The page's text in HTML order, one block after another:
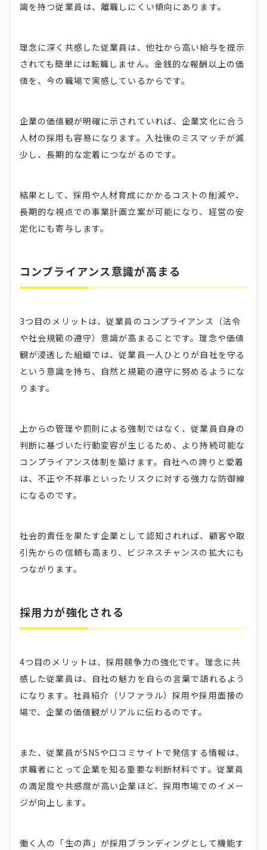
識を持つ従業員は、離職しにくい傾向にあります。
理念に深く共感した従業員は、他社から高い給与を提示
されても簡単には転職しません。金銭的な報酬以上の価
値を、今の職場で実感しているからです。
企業の価値観が明確に示されていれば、企業文化に合う
人材の採用も容易になります。入社後のミスマッチが減
少し、長期的な定着につながるのです。
結果として、採用や人材育成にかかるコストの削減や、
長期的な視点での事業計画立案が可能になり、経営の安
定化にも寄与します。
コンプライアンス意識が高まる
3つ目のメリットは、従業員のコンプライアンス（法令
や社会規範の遵守）意識が高まることです。理念や価値
観が浸透した組織では、従業員一人ひとりが自社を守る
という意識を持ち、自然と規範の遵守に努めるようにな
ります。
上からの管理や罰則による強制ではなく、従業員自身の
判断に基づいた行動変容が生じるため、より持続可能な
コンプライアンス体制を築けます。自社への誇りと愛着
は、不正や不祥事といったリスクに対する強力な防御線
になるのです。
社会的責任を果たす企業として認知されれば、顧客や取
引先からの信頼も高まり、ビジネスチャンスの拡大にも
つながります。
採用力が強化される
4つ目のメリットは、採用競争力の強化です。理念に共
感した従業員は、自社の魅力を自らの言葉で語れるよう
になります。社員紹介（リファラル）採用や採用面接の
場で、企業の価値観がリアルに伝わるのです。
また、従業員がSNSや口コミサイトで発信する情報は、
求職者にとって企業を知る重要な判断材料です。従業員
の満足度や共感度が高い企業ほど、採用市場でのイメー
ジが向上します。
働く人の「生の声」が採用ブランディングとして機能す